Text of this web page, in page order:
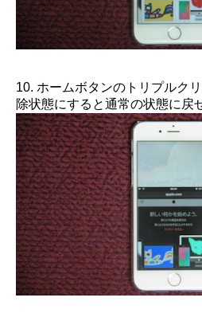
10. ホームボタンのトリプルク
除状態にすると通常の状態に戻